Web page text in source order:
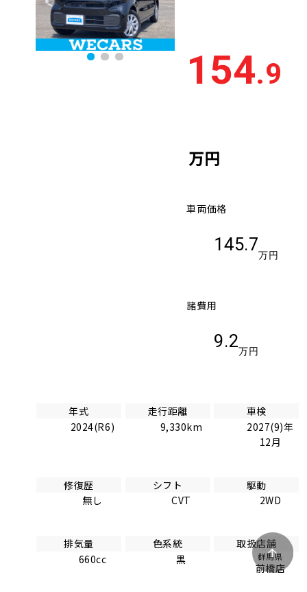
154.9
万円
車両価格
145.7
万円
諸費用
9.2
万円
年式
2024(R6)
走行距離
9,330km
車検
2027(9)年
12月
修復歴
無し
シフト
CVT
駆動
2WD
排気量
660cc
色系統
黒
取扱店舗
群馬県
前橋店